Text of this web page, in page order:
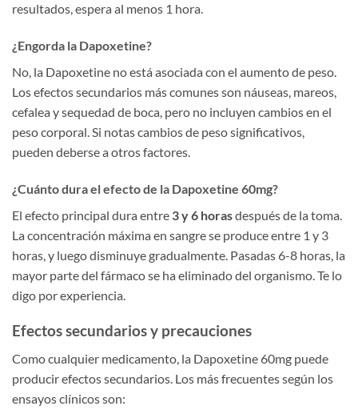
resultados, espera al menos 1 hora.
¿Engorda la Dapoxetine?
No, la Dapoxetine no está asociada con el aumento de peso.
Los efectos secundarios más comunes son náuseas, mareos,
cefalea y sequedad de boca, pero no incluyen cambios en el
peso corporal. Si notas cambios de peso significativos,
pueden deberse a otros factores.
¿Cuánto dura el efecto de la Dapoxetine 60mg?
El efecto principal dura entre 3 y 6 horasdespués de la toma.
La concentración máxima en sangre se produce entre 1 y 3
horas, y luego disminuye gradualmente. Pasadas 6-8 horas, la
mayor parte del fármaco se ha eliminado del organismo. Te lo
digo por experiencia.
Efectos secundarios y precauciones
Como cualquier medicamento, la Dapoxetine 60mg puede
producir efectos secundarios. Los más frecuentes según los
ensayos clínicos son: